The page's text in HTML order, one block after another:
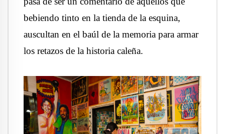
bebiendo tinto en la tienda de la esquina,
auscultan en el baúl de la memoria para armar
los retazos de la historia caleña.